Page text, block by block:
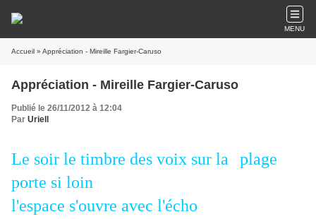
MENU
Accueil » Appréciation - Mireille Fargier-Caruso
Appréciation - Mireille Fargier-Caruso
Publié le 26/11/2012 à 12:04
Par Uriell
Le soir le timbre des voix sur la
plage
porte si loin
l'espace s'ouvre avec l'écho